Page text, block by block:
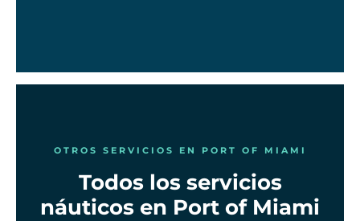
OTROS SERVICIOS EN PORT OF MIAMI
Todos los servicios
náuticos en Port of Miami